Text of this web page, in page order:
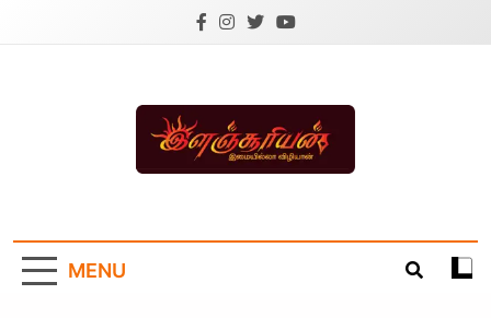
Tamil News |
Health | Tamil
MENU